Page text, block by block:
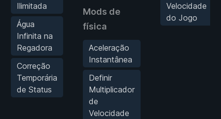
Ilimitada
Água
Infinita na
Regadora
Correção
Temporária
de Status
Mods de
física
Aceleração
Instantânea
Definir
Multiplicador
de
Velocidade
Velocidade
do Jogo